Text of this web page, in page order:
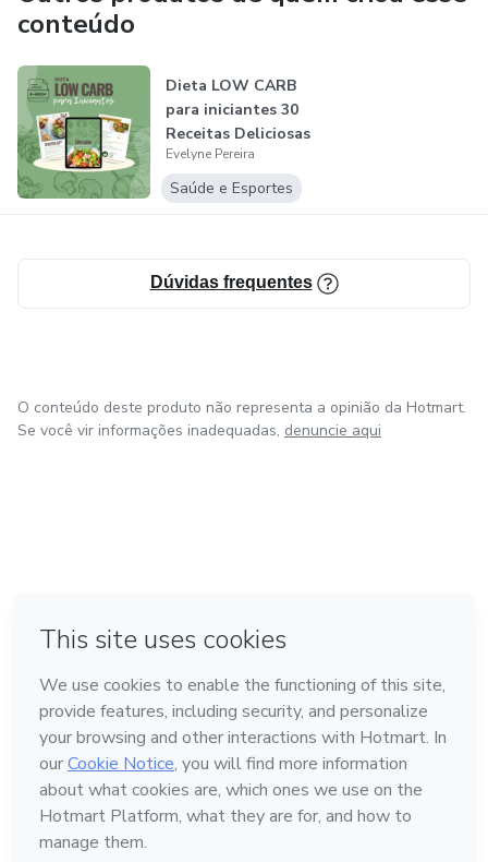
conteúdo
Dieta LOW CARB
para iniciantes 30
Receitas Deliciosas
para E...
Evelyne Pereira
Saúde e Esportes
Dúvidas frequentes
O conteúdo deste produto não representa a opinião da Hotmart.
Se você vir informações inadequadas, denuncie aqui
Feito com ❤ na Cidade do México
Conheça a Hotmart
Idioma
Português